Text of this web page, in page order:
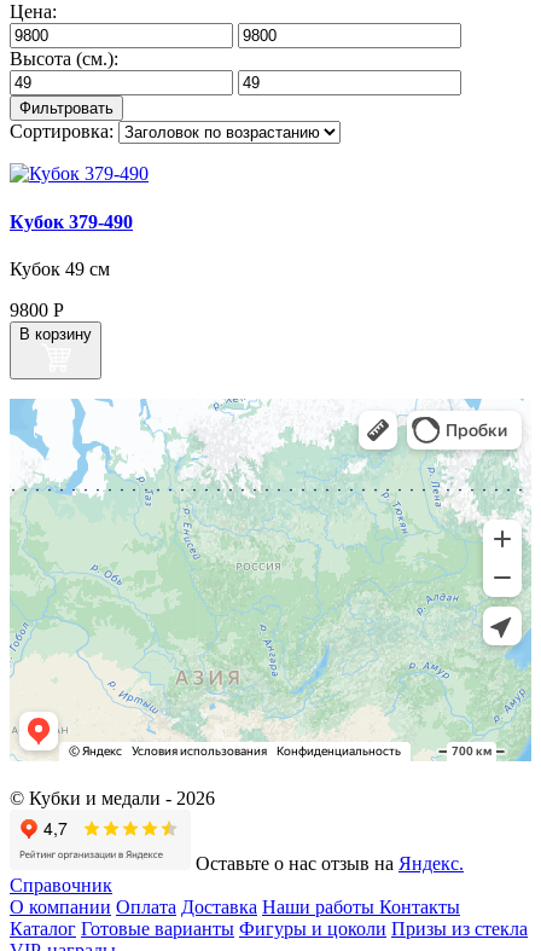
Цена:
Высота (см.):
Сортировка:
Кубок 379‑490
Кубок 49 см
9800 Р
В корзину
© Кубки и медали - 2026
Оставьте о нас отзыв на Яндекс.
Справочник
О компании Оплата Доставка Наши работы Контакты
Каталог Готовые варианты Фигуры и цоколи Призы из стекла